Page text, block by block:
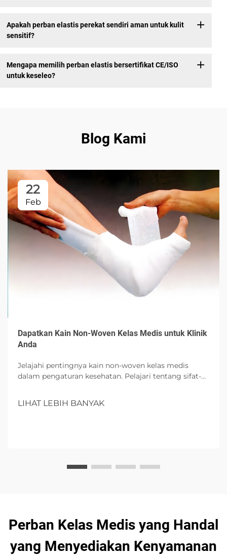
Apakah perban elastis perekat sendiri aman untuk kulit
sensitif?
Mengapa memilih perban elastis bersertifikat CE/ISO
untuk keseleo?
Blog Kami
22
Feb
Dapatkan Kain Non-Woven Kelas Medis untuk Klinik
Anda
Jelajahi pentingnya kain non-woven kelas medis
dalam pengaturan kesehatan. Pelajari tentang sifat-
medis yang berkelanjutan.
LIHAT LEBIH BANYAK
Perban Kelas Medis yang Handal
yang Menyediakan Kenyamanan